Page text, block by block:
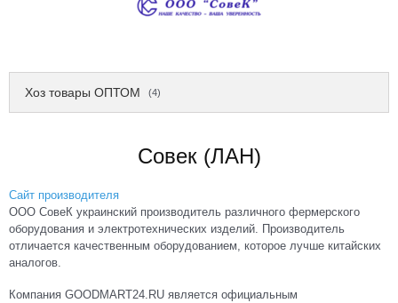
Хоз товары ОПТОМ (4)
Совек (ЛАН)
Сайт производителя
ООО СовеК украинский производитель различного фермерского
оборудования и электротехнических изделий. Производитель
отличается качественным оборудованием, которое лучше китайских
аналогов.
Компания GOODMART24.RU является официальным